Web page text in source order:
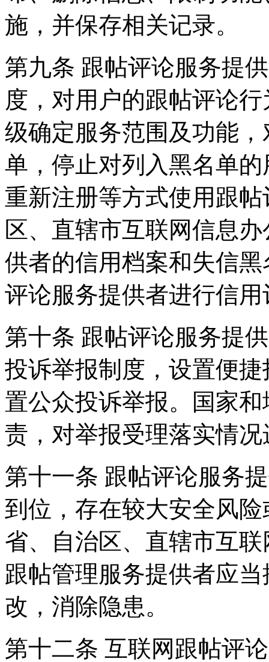
施，并保存相关记录。
第九条 跟帖评论服务提
度，对用户的跟帖评论
级确定服务范围及功能
单，停止对列入黑名单
重新注册等方式使用跟
区、直辖市互联网信息
供者的信用档案和失信
评论服务提供者进行信用
第十条 跟帖评论服务提
投诉举报制度，设置便
置公众投诉举报。国家
责，对举报受理落实情
第十一条 跟帖评论服务
到位，存在较大安全风
省、自治区、直辖市互
跟帖管理服务提供者应
改，消除隐患。
第十二条 互联网跟帖评